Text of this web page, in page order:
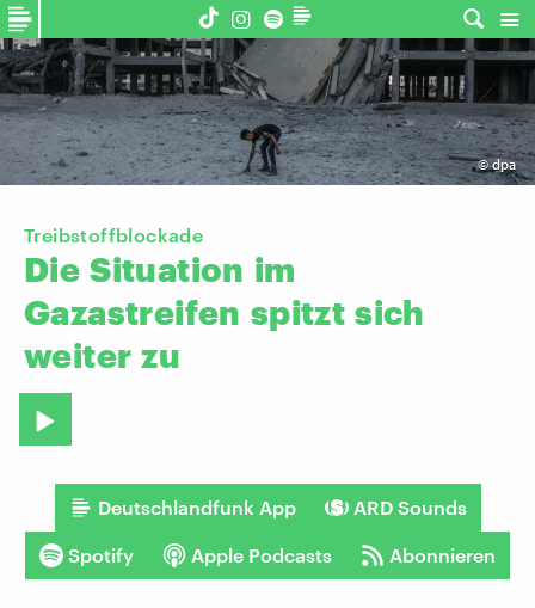
©dpa
Treibstoffblockade
Die Situation im
Gazastreifen spitzt sich
weiter zu
Deutschlandfunk App ARD Sounds
Spotify Apple Podcasts Abonnieren